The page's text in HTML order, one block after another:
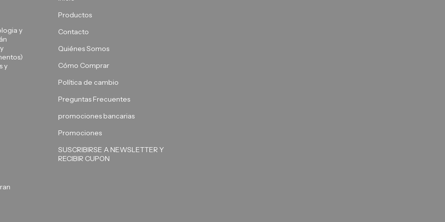
y
y
Productos
Contacto
Quiénes Somos
Cómo Comprar
Política de cambio
Preguntas Frecuentes
promociones bancarias
Promociones
SUSCRIBIRSE A NEWSLETTER Y
RECIBIR CUPON